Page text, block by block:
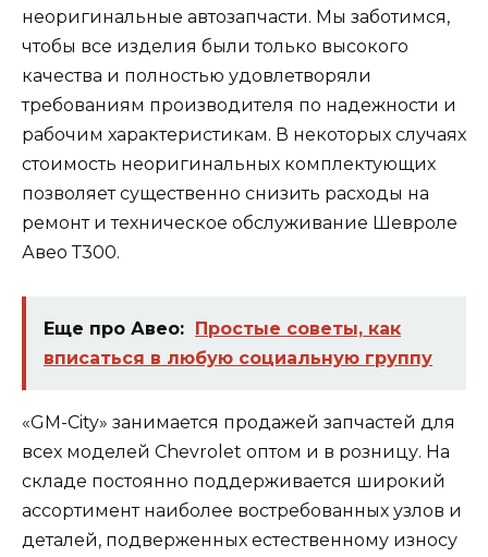
неоригинальные автозапчасти. Мы заботимся,
чтобы все изделия были только высокого
качества и полностью удовлетворяли
требованиям производителя по надежности и
рабочим характеристикам. В некоторых случаях
стоимость неоригинальных комплектующих
позволяет существенно снизить расходы на
ремонт и техническое обслуживание Шевроле
Авео Т300.
Еще про Авео: Простые советы, как
вписаться в любую социальную группу
«GM-City» занимается продажей запчастей для
всех моделей Chevrolet оптом и в розницу. На
складе постоянно поддерживается широкий
ассортимент наиболее востребованных узлов и
деталей, подверженных естественному износу